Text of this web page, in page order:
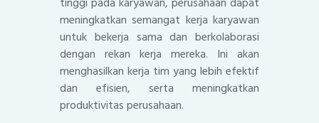
meningkatkan semangat kerja karyawan
untuk bekerja sama dan berkolaborasi
dengan rekan kerja mereka. Ini akan
menghasilkan kerja tim yang lebih efektif
dan efisien, serta meningkatkan
produktivitas perusahaan.